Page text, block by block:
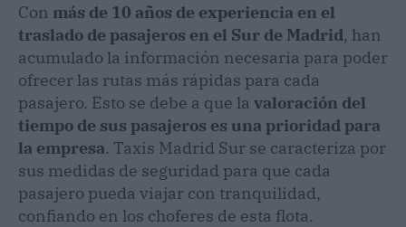
Con más de 10 años de experiencia en el
traslado de pasajeros en el Sur de Madrid, han
acumulado la información necesaria para poder
ofrecer las rutas más rápidas para cada
pasajero. Esto se debe a que la valoración del
tiempo de sus pasajeros es una prioridad para
la empresa. Taxis Madrid Sur se caracteriza por
sus medidas de seguridad para que cada
pasajero pueda viajar con tranquilidad,
confiando en los choferes de esta flota.